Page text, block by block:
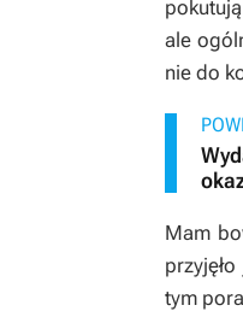
ale
nie do
Mam
tym